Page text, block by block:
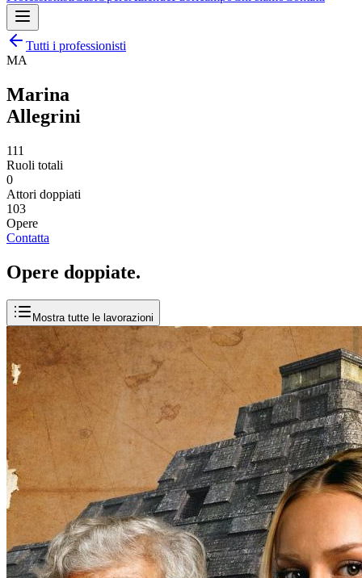
Tutti i professionisti
MA
Marina
Allegrini
111
Ruoli totali
0
Attori doppiati
103
Opere
Contatta
Opere doppiate.
Mostra tutte le lavorazioni